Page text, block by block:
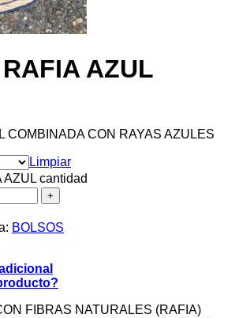
AZUL
COMBINADA CON RAYAS AZULES
Limpiar
AZUL cantidad
BOLSOS
FIBRAS NATURALES (RAFIA)